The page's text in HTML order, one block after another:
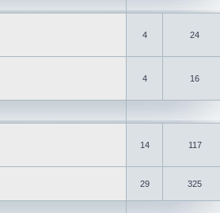
4 24
4 16
14 117
29 325